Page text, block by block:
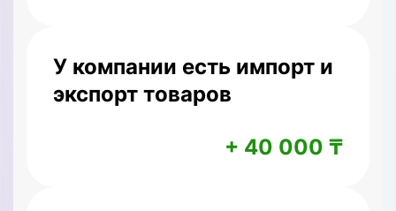
У компании есть импорт и
экспорт товаров
+ 40 000 ₸